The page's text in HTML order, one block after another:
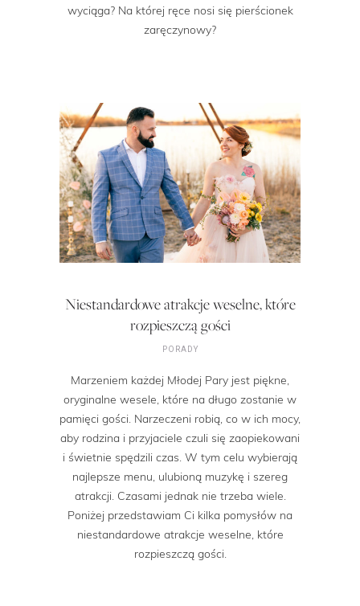
wyciąga? Na której ręce nosi się pierścionek
zaręczynowy?
Niestandardowe atrakcje weselne, które
rozpieszczą gości
PORADY
Marzeniem każdej Młodej Pary jest piękne,
oryginalne wesele, które na długo zostanie w
pamięci gości. Narzeczeni robią, co w ich mocy,
aby rodzina i przyjaciele czuli się zaopiekowani
i świetnie spędzili czas. W tym celu wybierają
najlepsze menu, ulubioną muzykę i szereg
atrakcji. Czasami jednak nie trzeba wiele.
Poniżej przedstawiam Ci kilka pomysłów na
niestandardowe atrakcje weselne, które
rozpieszczą gości.